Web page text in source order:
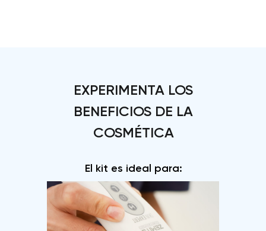
EXPERIMENTA LOS
BENEFICIOS DE LA
COSMÉTICA
El kit es ideal para: